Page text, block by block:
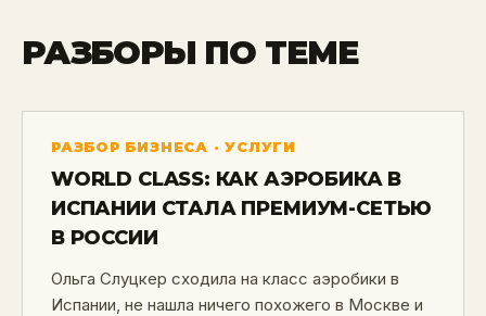
РАЗБОРЫ ПО ТЕМЕ
РАЗБОР БИЗНЕСА · УСЛУГИ
WORLD CLASS: КАК АЭРОБИКА В
ИСПАНИИ СТАЛА ПРЕМИУМ-СЕТЬЮ
В РОССИИ
Ольга Слуцкер сходила на класс аэробики в
Испании, не нашла ничего похожего в Москве и